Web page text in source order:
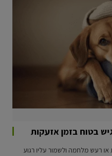
בטוח בזמן אזעקות
או רעש מלחמה ולשמור עליו רגוע